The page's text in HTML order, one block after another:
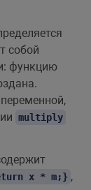
собой
функцию
multiply
x * m;} ,